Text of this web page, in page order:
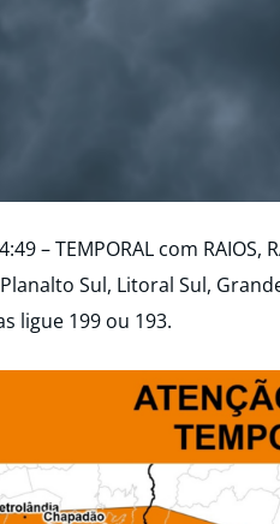
– TEMPORAL com RAIOS,
Sul, Litoral Sul,
ligue 199 ou 193.